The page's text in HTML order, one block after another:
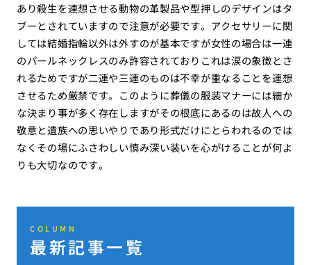
あり殺生を連想させる動物の革製品や型押しのデザインはタ
ブーとされていますので注意が必要です。アクセサリーに関
しては結婚指輪以外は外すのが基本ですが女性の場合は一連
のパールネックレスのみ許容されておりこれは涙の象徴とさ
れるためですが二連や三連のものは不幸が重なることを連想
させるため厳禁です。このように葬儀の服装マナーには細か
な決まり事が多く存在しますがその根底にあるのは故人への
敬意と遺族への思いやりであり形式だけにとらわれるのでは
なくその場にふさわしい慎み深い装いを心がけることが何よ
りも大切なのです。
COLUMN
最新記事一覧